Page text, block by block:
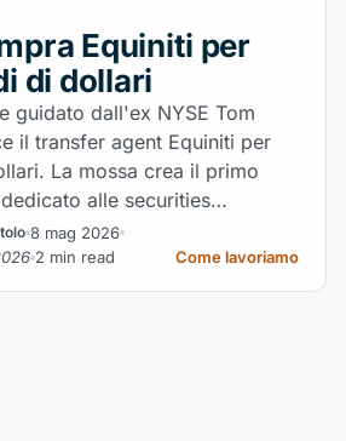
Equiniti per
di dollari
guidato dall'ex NYSE Tom
il transfer agent Equiniti per
La mossa crea il primo
alle securities
8 mag 2026
2 min read Come lavoriamo